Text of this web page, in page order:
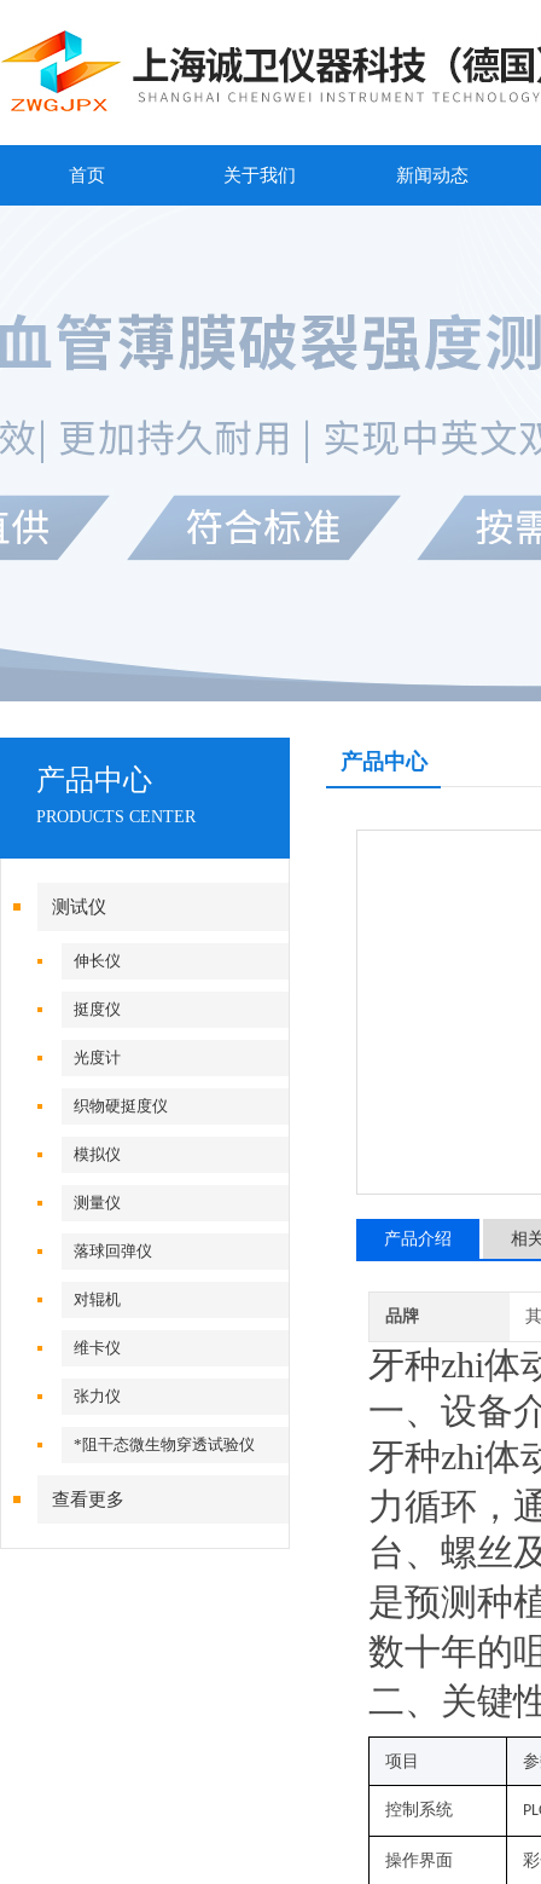
首页 关于我们 新闻动态
产品中心
PRODUCTS CENTER
测试仪
伸长仪
挺度仪
光度计
织物硬挺度仪
模拟仪
测量仪
落球回弹仪
对辊机
维卡仪
张力仪
*阻干态微生物穿透试验仪
查看更多
产品中心
产品介绍 相
品牌
牙种zhi体
一、设备
牙种zhi体
力循环，
台、螺丝
是预测种
数十年的
二、关键
项目
控制系统
操作界面